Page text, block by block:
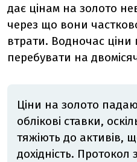
дає цінам на золото
через що вони
втрати. Водночас
перебувати на
Ціни на золото
облікові ставки,
тяжіють до активів,
дохідність.